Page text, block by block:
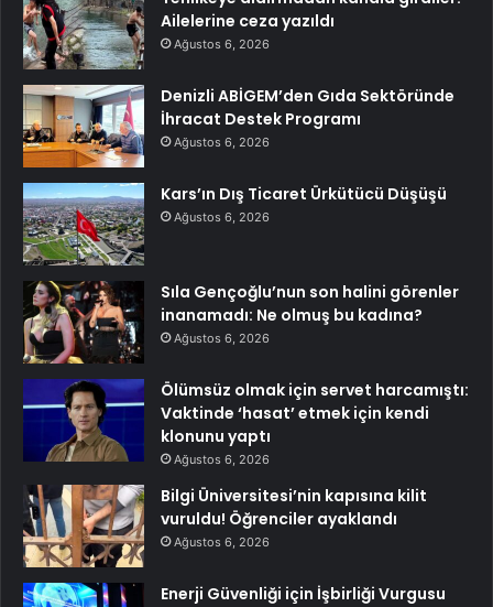
Ailelerine ceza yazıldı
Ağustos 6, 2026
Denizli ABİGEM’den Gıda Sektöründe
İhracat Destek Programı
Ağustos 6, 2026
Kars’ın Dış Ticaret Ürkütücü Düşüşü
Ağustos 6, 2026
Sıla Gençoğlu’nun son halini görenler
inanamadı: Ne olmuş bu kadına?
Ağustos 6, 2026
Ölümsüz olmak için servet harcamıştı:
Vaktinde ‘hasat’ etmek için kendi
klonunu yaptı
Ağustos 6, 2026
Bilgi Üniversitesi’nin kapısına kilit
vuruldu! Öğrenciler ayaklandı
Ağustos 6, 2026
Enerji Güvenliği için İşbirliği Vurgusu